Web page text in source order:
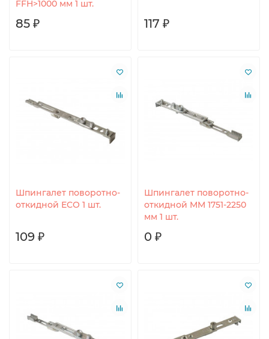
FFH>1000 мм 1 шт.
85 ₽ 117 ₽
Шпингалет поворотно-
откидной ECO 1 шт.
109 ₽
Шпингалет поворотно-
откидной MM 1751-2250
мм 1 шт.
0 ₽